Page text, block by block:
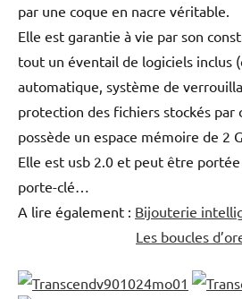
par une coque en nacre véritable.
Elle est garantie à vie par son
tout un éventail de logiciels inclus
automatique, système de
protection des fichiers stockés
possède un espace mémoire de 2
Elle est usb 2.0 et peut être
porte-clé…
A lire également : Bijouterie
Les boucles